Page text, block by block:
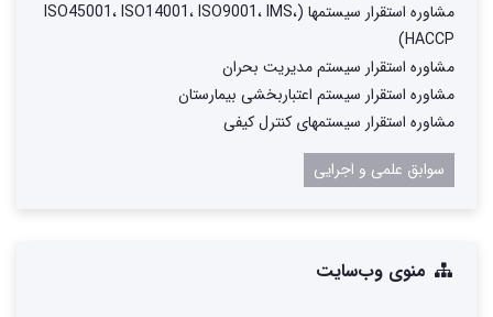
مشاوره استقرار سیستمها (ISO45001، ISO14001، ISO9001، IMS،
HACCP)
مشاوره استقرار سیستم مدیریت بحران
مشاوره استقرار سیستم اعتباربخشی بیمارستان
مشاوره استقرار سیستمهای کنترل کیفی
سوابق علمی و اجرایی
منوی وب‌سایت